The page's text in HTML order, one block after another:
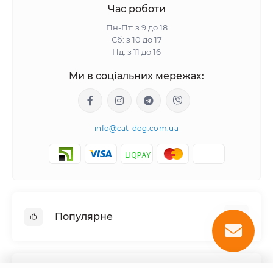
Час роботи
Пн-Пт: з 9 до 18
Сб: з 10 до 17
Нд: з 11 до 16
Ми в соціальних мережах:
info@cat-dog.com.ua
Популярне